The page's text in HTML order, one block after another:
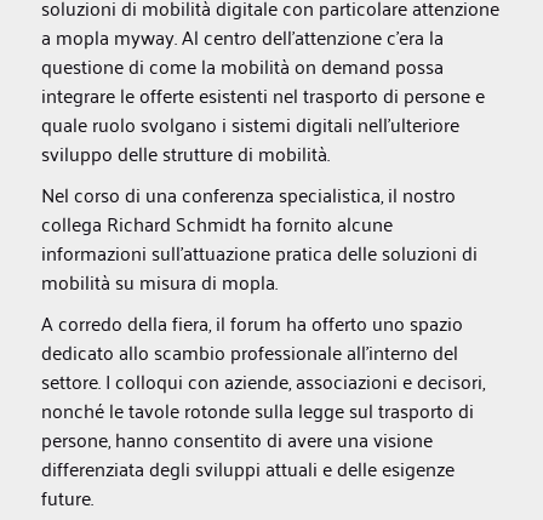
soluzioni di mobilità digitale con particolare attenzione
a mopla myway. Al centro dell'attenzione c'era la
questione di come la mobilità on demand possa
integrare le offerte esistenti nel trasporto di persone e
quale ruolo svolgano i sistemi digitali nell'ulteriore
sviluppo delle strutture di mobilità.
Nel corso di una conferenza specialistica, il nostro
collega Richard Schmidt ha fornito alcune
informazioni sull'attuazione pratica delle soluzioni di
mobilità su misura di mopla.
A corredo della fiera, il forum ha offerto uno spazio
dedicato allo scambio professionale all'interno del
settore. I colloqui con aziende, associazioni e decisori,
nonché le tavole rotonde sulla legge sul trasporto di
persone, hanno consentito di avere una visione
differenziata degli sviluppi attuali e delle esigenze
future.